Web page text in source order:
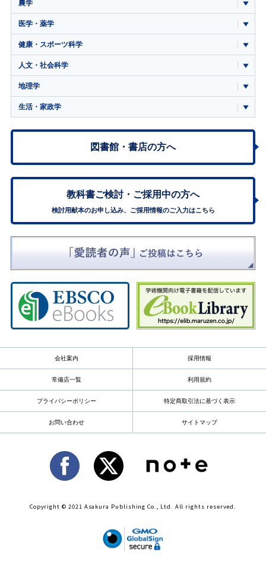
農学
医学・薬学
健康・スポーツ科学
人文・社会科学
地理学
生活・家政学
図書館・書店の方へ
教科書ご検討・ ご採用中の方へ
検討用献本のお申し込み、ご採用情報のご入力はこちら
会社案内 採用情報
常備店一覧 利用規約
プライバシーポリシー 特定商取引法に基づく表示
お問い合わせ サイトマップ
Copyright © 2021 Asakura Publishing Co., Ltd. All rights reserved.